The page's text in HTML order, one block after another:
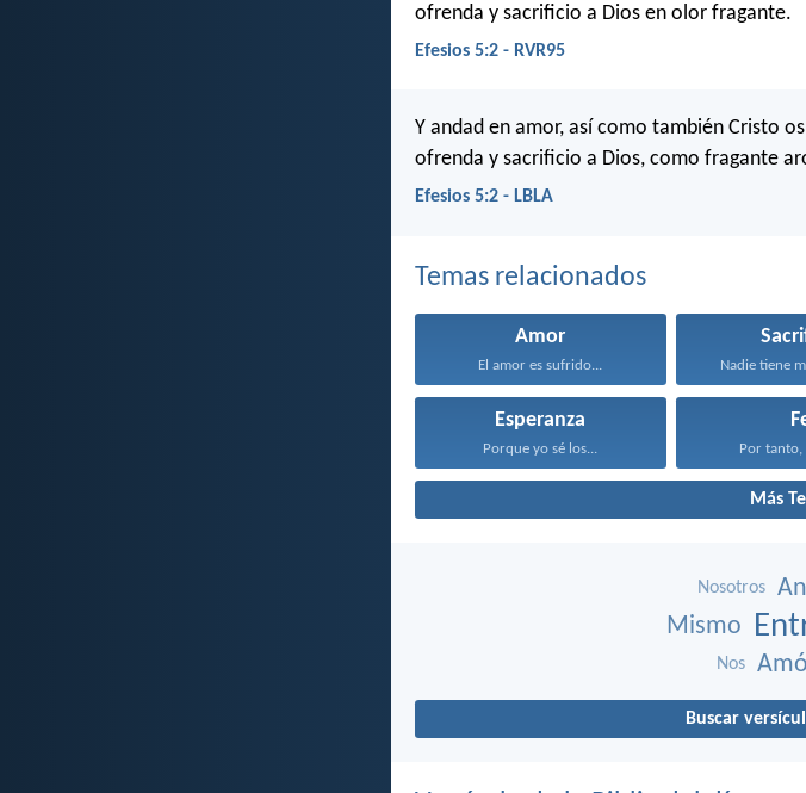
ofrenda y sacrificio a Dios en olor fragante.
Efesios 5:2 - RVR95
Y andad en amor, así como también Cristo
ofrenda y sacrificio a Dios, como fragante
Efesios 5:2 - LBLA
Temas relacionados
Amor
El amor es sufrido... Nadie tiene
Esperanza
Porque yo sé los... Por tanto,
Más
Nosotros
Mismo
Nos Amó
Buscar